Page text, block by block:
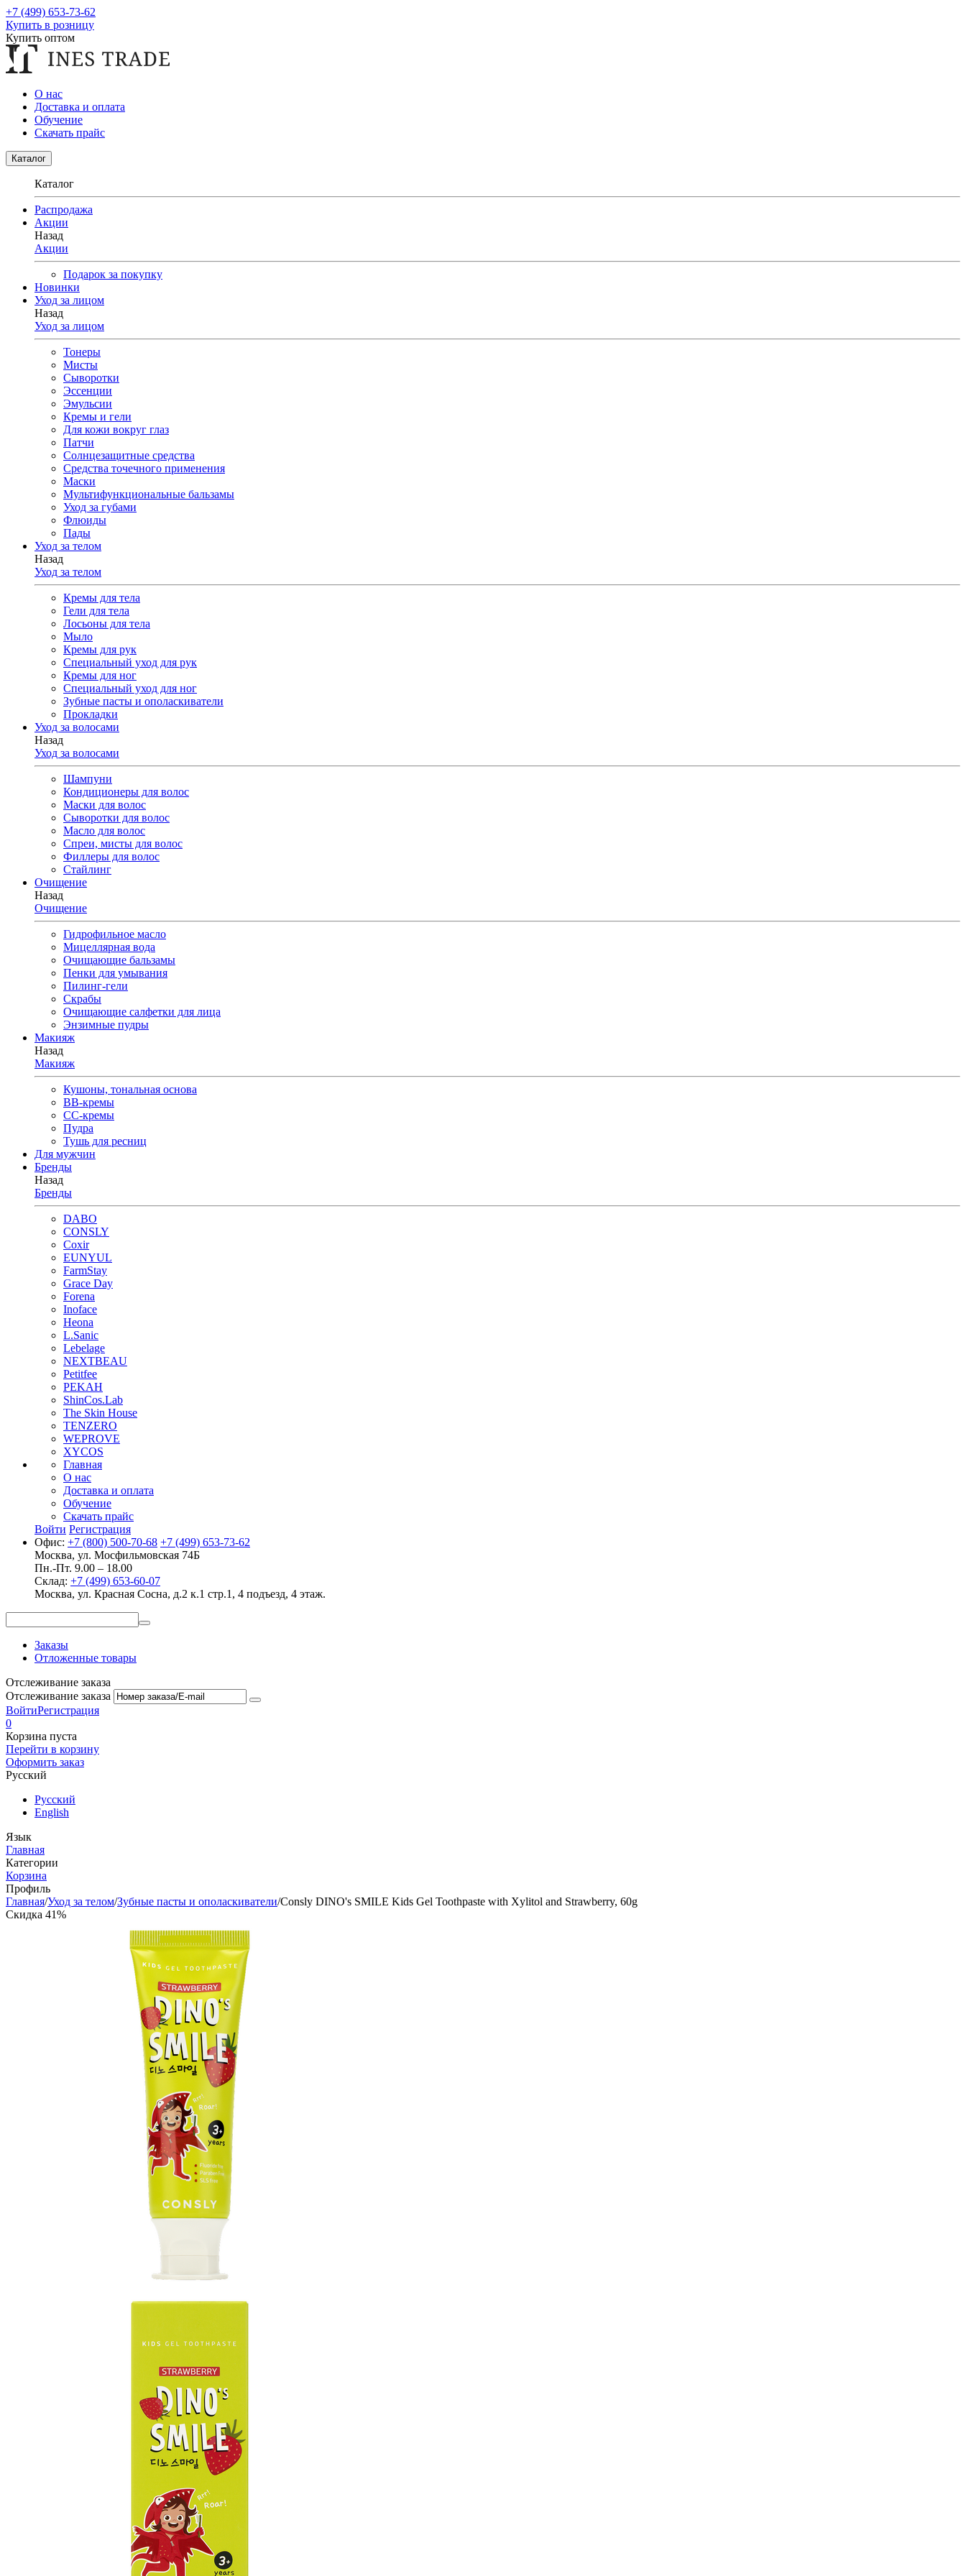
+7 (499) 653-73-62
Купить в розницу
Купить оптом
О нас
Доставка и оплата
Обучение
Скачать прайс
Каталог
Каталог
Распродажа
Акции
Назад
Акции
Подарок за покупку
Новинки
Уход за лицом
Назад
Уход за лицом
Тонеры
Мисты
Сыворотки
Эссенции
Эмульсии
Кремы и гели
Для кожи вокруг глаз
Патчи
Солнцезащитные средства
Средства точечного применения
Маски
Мультифункциональные бальзамы
Уход за губами
Флюиды
Пады
Уход за телом
Назад
Уход за телом
Кремы для тела
Гели для тела
Лосьоны для тела
Мыло
Кремы для рук
Специальный уход для рук
Кремы для ног
Специальный уход для ног
Зубные пасты и ополаскиватели
Прокладки
Уход за волосами
Назад
Уход за волосами
Шампуни
Кондиционеры для волос
Маски для волос
Сыворотки для волос
Масло для волос
Спреи, мисты для волос
Филлеры для волос
Стайлинг
Очищение
Назад
Очищение
Гидрофильное масло
Мицеллярная вода
Очищающие бальзамы
Пенки для умывания
Пилинг-гели
Скрабы
Очищающие салфетки для лица
Энзимные пудры
Макияж
Назад
Макияж
Кушоны, тональная основа
BB-кремы
CC-кремы
Пудра
Тушь для ресниц
Для мужчин
Бренды
Назад
Бренды
DABO
CONSLY
Coxir
EUNYUL
FarmStay
Grace Day
Forena
Inoface
Heona
L.Sanic
Lebelage
NEXTBEAU
Petitfee
PEKAH
ShinCos.Lab
The Skin House
TENZERO
WEPROVE
XYCOS
Главная
О нас
Доставка и оплата
Обучение
Скачать прайс
Войти Регистрация
Офис: +7 (800) 500-70-68 +7 (499) 653-73-62
Москва, ул. Мосфильмовская 74Б
Пн.-Пт. 9.00 – 18.00
Склад: +7 (499) 653-60-07
Москва, ул. Красная Сосна, д.2 к.1 стр.1, 4 подъезд, 4 этаж.
Заказы
Отложенные товары
Отслеживание заказа
Отслеживание заказа
ВойтиРегистрация
0
Корзина пуста
Перейти в корзину
Оформить заказ
Русский
Русский
English
Язык
Главная
Категории
Корзина
Профиль
Главная/Уход за телом/Зубные пасты и ополаскиватели/Consly DINO's SMILE Kids Gel Toothpaste with Xylitol and Strawberry, 60g
Скидка 41%